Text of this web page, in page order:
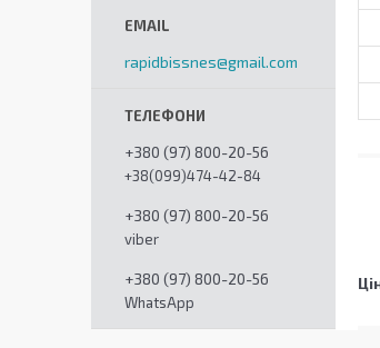
rapidbissnes@gmail.com
+380 (97) 800-20-56
+38(099)474-42-84
+380 (97) 800-20-56
viber
+380 (97) 800-20-56
WhatsApp